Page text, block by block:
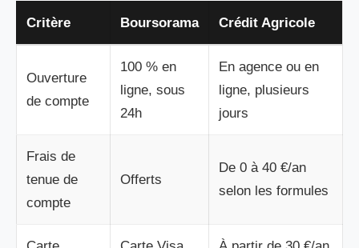
Critère Boursorama Crédit Agricole
Ouverture
de compte
100 % en
ligne, sous
24h
En agence ou en
ligne, plusieurs
jours
Frais de
tenue de
compte
Offerts
De 0 à 40 €/an
selon les formules